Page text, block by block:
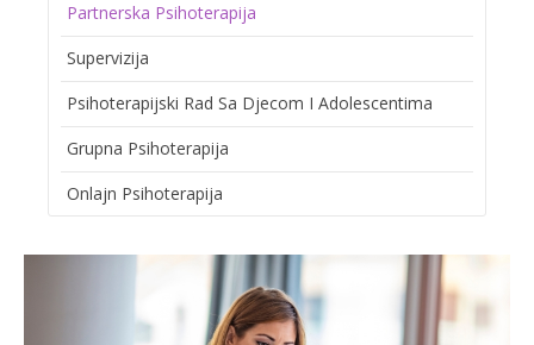
Partnerska Psihoterapija
Supervizija
Psihoterapijski Rad Sa Djecom I Adolescentima
Grupna Psihoterapija
Onlajn Psihoterapija